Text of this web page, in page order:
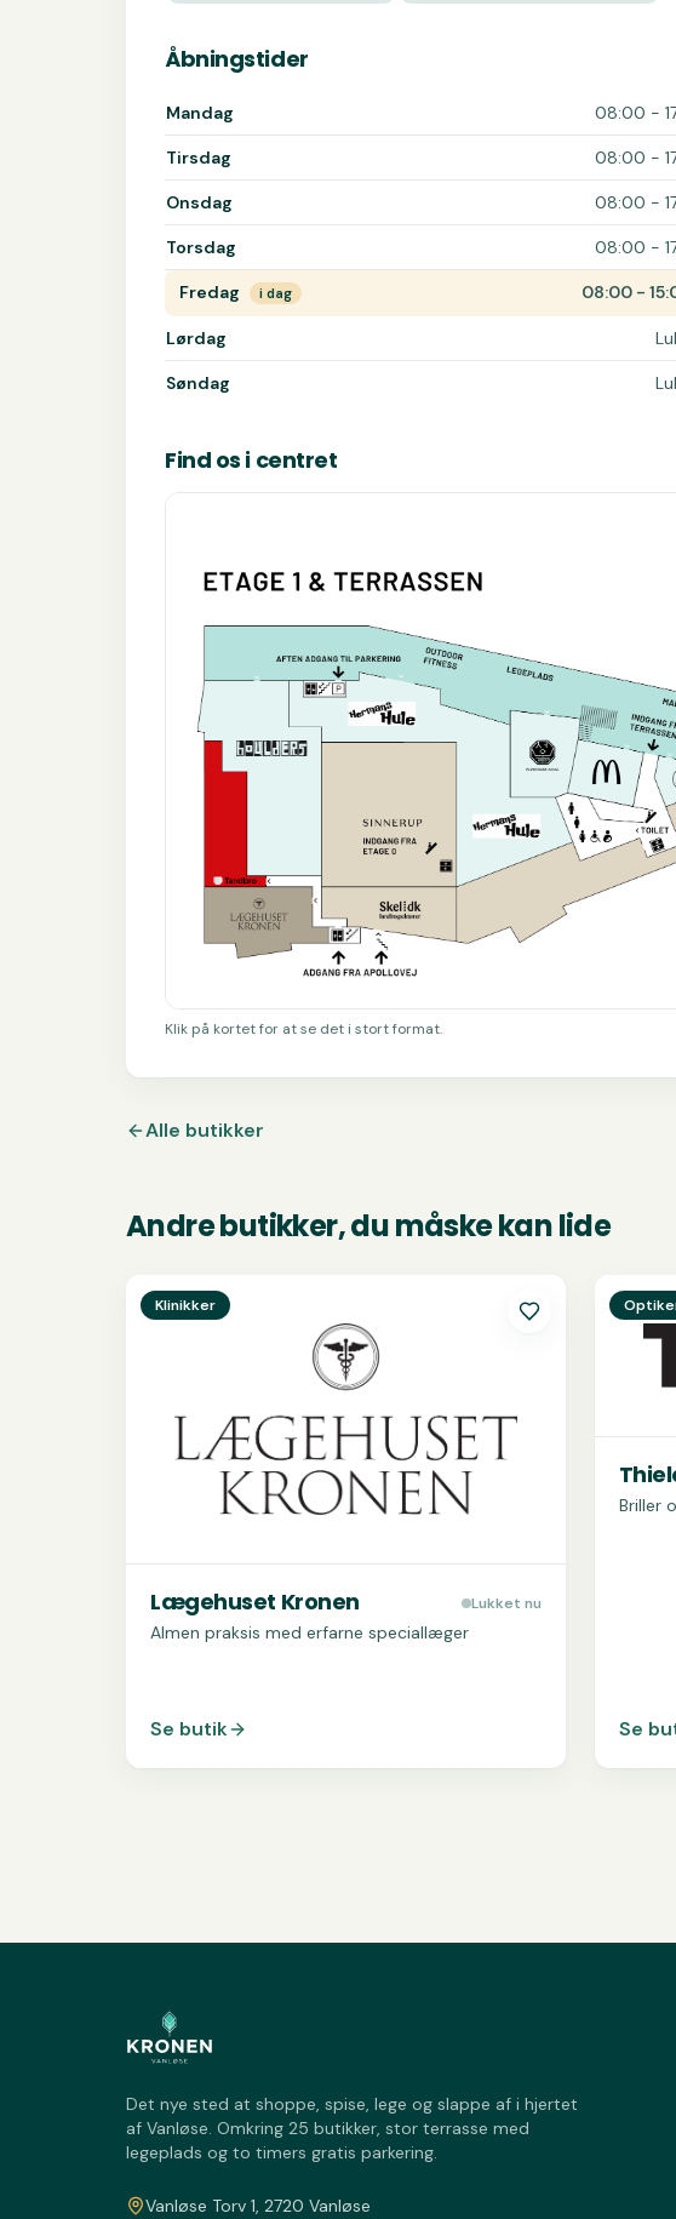
Åbningstider
Åbningstider for Tandbro Tandklinik
Mandag 08:00 -
Tirsdag 08:00 -
Onsdag 08:00 -
Torsdag 08:00 -
Fredag i dag 08:00 -
Lørdag
Søndag
Find os i centret
Klik på kortet for at se det i stort format.
Alle butikker
Andre butikker, du måske kan lide
SeLægehuset Kronen
Klinikker
Lægehuset Kronen Lukket nu
Almen praksis med erfarne speciallæger
Se butik
SeThiele
Briller
Se
Det nye sted at shoppe, spise, lege og slappe af i hjertet
af Vanløse. Omkring 25 butikker, stor terrasse med
legeplads og to timers gratis parkering.
Vanløse Torv 1, 2720 Vanløse